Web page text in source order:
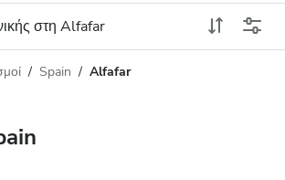
στη Alfafar
Spain Alfafar